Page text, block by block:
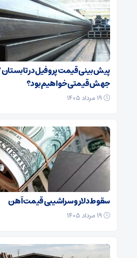
جهش قیمتی خواهیم بود؟
سقوط دلار و سراشیبی قیمت آهن